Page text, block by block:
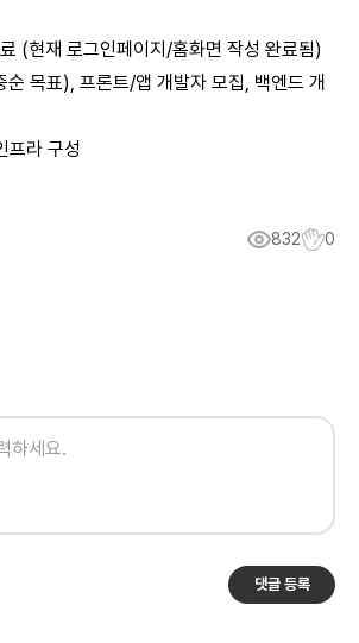
(현재 로그인페이지/홈화면 작성 완료됨)
목표), 프론트/앱 개발자 모집, 백엔드 개
프라 구성
832 0
댓글 등록